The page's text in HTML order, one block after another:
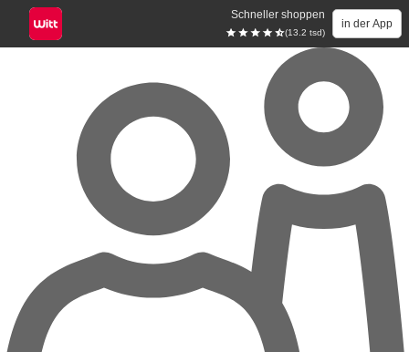
Schneller shoppen
(13.2 tsd)
in der App